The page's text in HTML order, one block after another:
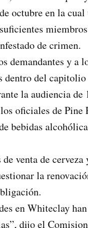
octubre en la
de crimen.
demandantes y a
dentro del
la audiencia de
oficiales de Pine
bebidas
venta de
la
en Whiteclay
dijo el